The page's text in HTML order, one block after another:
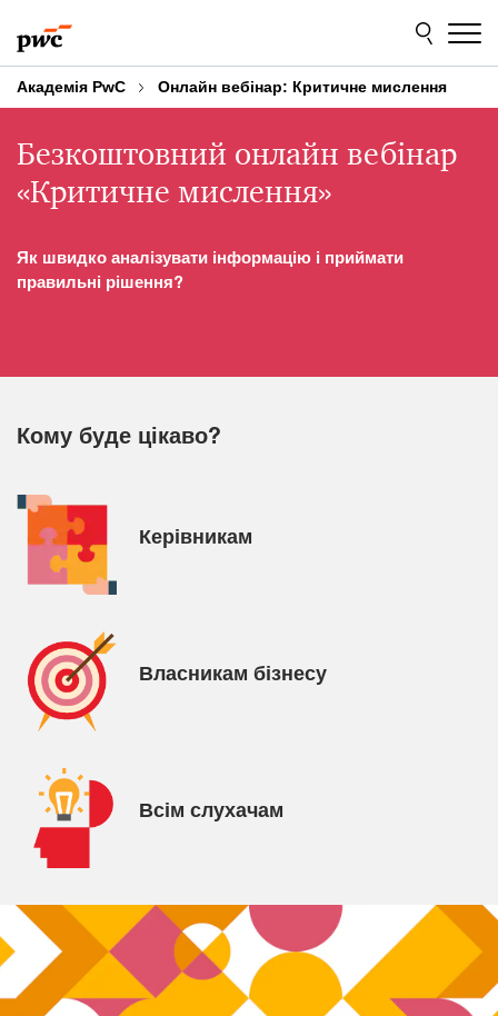
to
content
to
footer
Академія PwC Онлайн вебінар: Критичне мислення
Безкоштовний онлайн вебінар
«Критичне мислення»
Як швидко аналізувати інформацію і приймати
правильні рішення?
Кому буде цікаво?
Керівникам
Власникам бізнесу
Всім слухачам